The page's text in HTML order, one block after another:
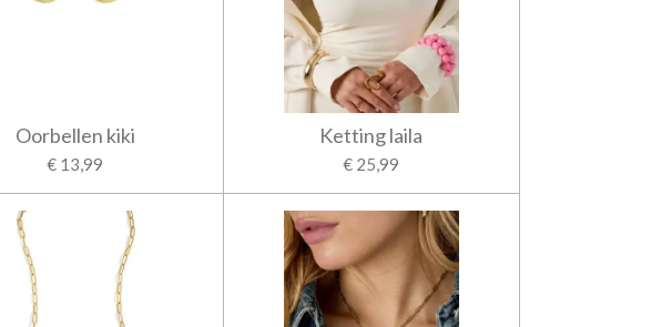
Oorbellen kiki
€ 13,99
Ketting laila
€ 25,99